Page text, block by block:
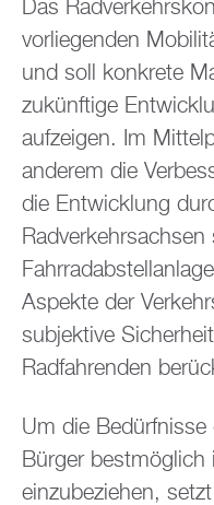
Das
vorliegenden
und soll konkrete
zukünftige
aufzeigen. Im
anderem die
die Entwicklung
Aspekte der
subjektive
Radfahrenden
Um die Bedürfnisse
Bürger bestmöglich
einzubeziehen,